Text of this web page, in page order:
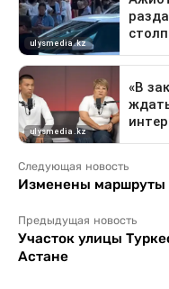
Следующая новость
Изменены маршруты
Предыдущая новость
Участок улицы
Астане